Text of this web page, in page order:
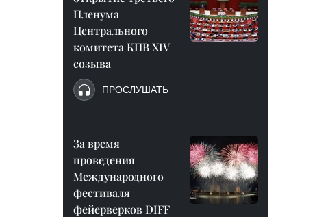
Пленума
Центрального
комитета КПВ XIV
созыва
ПРОСЛУШАТЬ
За время
проведения
Международного
фестиваля
фейерверков DIFF